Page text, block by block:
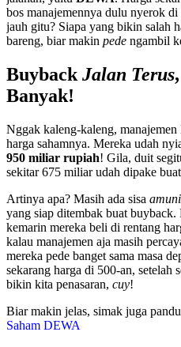
bos manajemennya dulu nyerok
jauh gitu? Siapa yang bikin salah
bareng, biar makin pede ngambil
Buyback Jalan Terus
Banyak!
Nggak kaleng-kaleng,
harga sahamnya. Mereka udah
950 miliar rupiah! Gila, duit
sekitar 675 miliar udah dipake
Artinya apa? Masih ada sisa
yang siap ditembak buat
kemarin mereka beli di rentang
kalau manajemen aja masih
mereka pede banget sama masa
sekarang harga di 500-an, setelah
bikin kita penasaran, cuy!
Biar makin jelas, simak juga
Saham DEWA